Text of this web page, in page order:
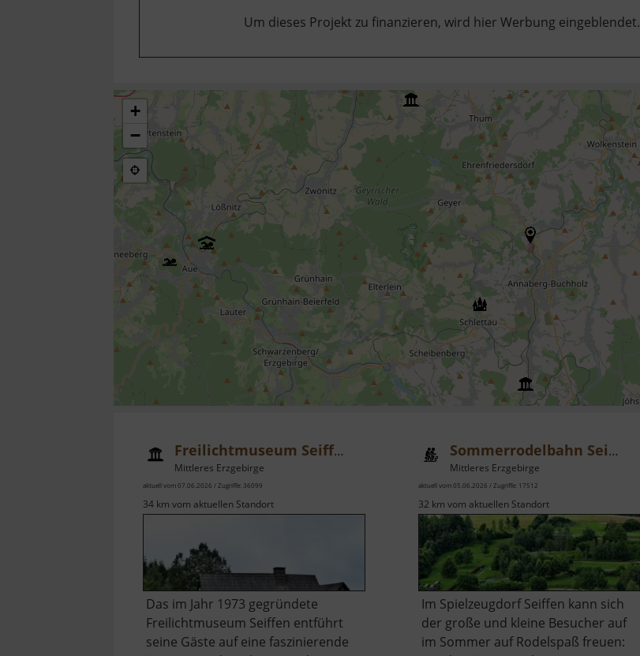
Um dieses Projekt zu finanzieren, wird hier Werbung eingeblendet.
+
−
Freilichtmuseum Seiffen
Mittleres Erzgebirge
aktuell vom 07.06.2026 / Zugriffe: 36099
34 km vom aktuellen Standort
Das im Jahr 1973 gegründete
Freilichtmuseum Seiffen entführt
seine Gäste auf eine faszinierende
Sommerrodelbahn Seiffen
Mittleres Erzgebirge
aktuell vom 05.06.2026 / Zugriffe: 17512
32 km vom aktuellen Standort
Im Spielzeugdorf Seiffen kann sich
der große und kleine Besucher auf
im Sommer auf Rodelspaß freuen: